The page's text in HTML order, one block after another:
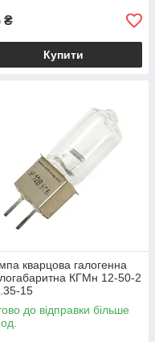
₴
Купити
кварцова галогенна
КГМн 12-50-2
15
до відправки більше